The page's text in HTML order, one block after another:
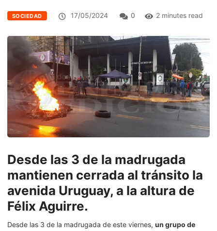
SOCIEDAD 17/05/2024 0 2 minutes read
Desde las 3 de la madrugada
mantienen cerrada al tránsito la
avenida Uruguay, a la altura de
Félix Aguirre.
Desde las 3 de la madrugada de este viernes, un grupo de